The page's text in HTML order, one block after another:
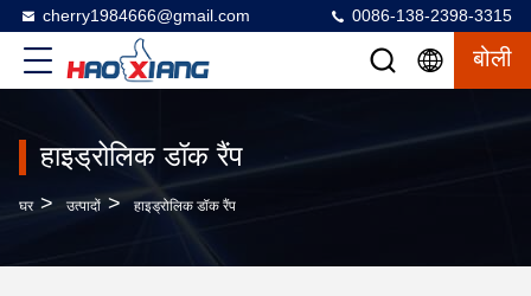
cherry1984666@gmail.com 0086-138-2398-3315
बोली
हाइड्रोलिक डॉक रैंप
घर > उत्पादों > हाइड्रोलिक डॉक रैंप